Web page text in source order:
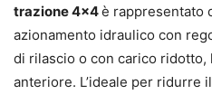
trazione 4×4è rappresentato
azionamento idraulico con
di rilascio o con carico ridotto,
anteriore. L’ideale per ridurre